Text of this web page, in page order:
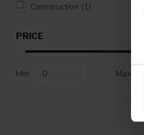
Construction (1)
PRICE
Min Max